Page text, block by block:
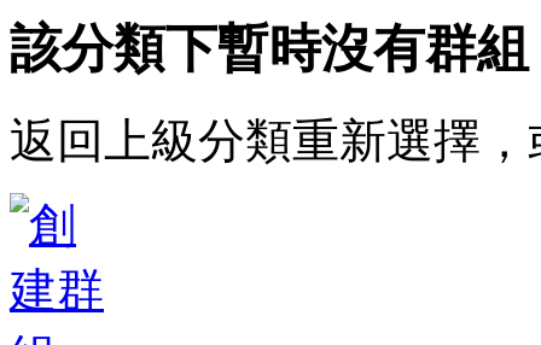
該分類下暫時沒有群組
返回上級分類重新選擇